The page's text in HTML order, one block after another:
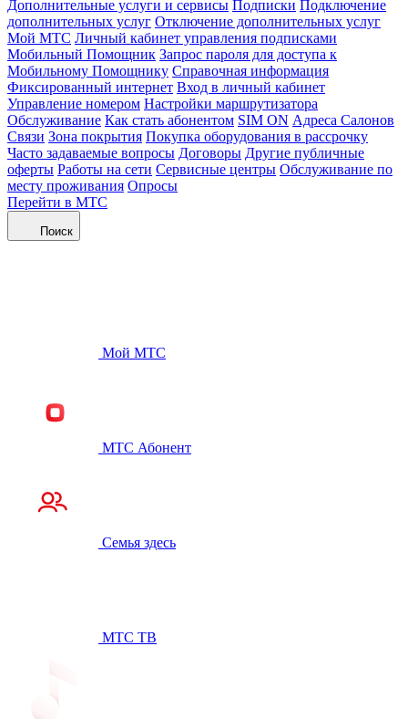
Дополнительные услуги и сервисы Подписки Подключение
дополнительных услуг Отключение дополнительных услуг
Мой МТС Личный кабинет управления подписками
Мобильный Помощник Запрос пароля для доступа к
Мобильному Помощнику Справочная информация
Фиксированный интернет Вход в личный кабинет
Управление номером Настройки маршрутизатора
Обслуживание Как стать абонентом SIM ON Адреса Салонов
Связи Зона покрытия Покупка оборудования в рассрочку
Часто задаваемые вопросы Договоры Другие публичные
оферты Работы на сети Сервисные центры Обслуживание по
месту проживания Опросы
Перейти в МТС
Поиск
Мой МТС
МТС Абонент
Семья здесь
МТС ТВ